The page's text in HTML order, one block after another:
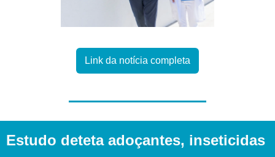
Link da notícia completa
Estudo deteta adoçantes, inseticidas